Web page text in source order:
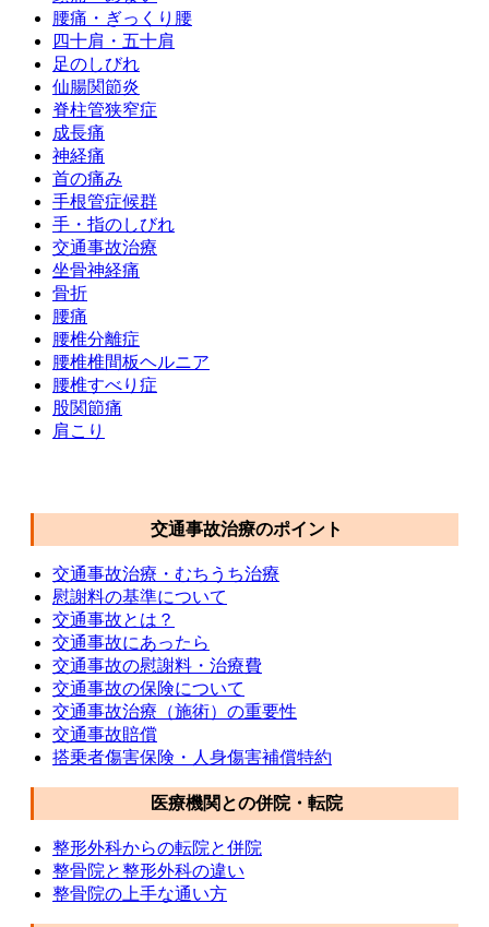
腰痛・ぎっくり腰
四十肩・五十肩
足のしびれ
仙腸関節炎
脊柱管狭窄症
成長痛
神経痛
首の痛み
手根管症候群
手・指のしびれ
交通事故治療
坐骨神経痛
骨折
腰痛
腰椎分離症
腰椎椎間板ヘルニア
腰椎すべり症
股関節痛
肩こり
交通事故治療のポイント
交通事故治療・むちうち治療
慰謝料の基準について
交通事故とは？
交通事故にあったら
交通事故の慰謝料・治療費
交通事故の保険について
交通事故治療（施術）の重要性
交通事故賠償
搭乗者傷害保険・人身傷害補償特約
医療機関との併院・転院
整形外科からの転院と併院
整骨院と整形外科の違い
整骨院の上手な通い方